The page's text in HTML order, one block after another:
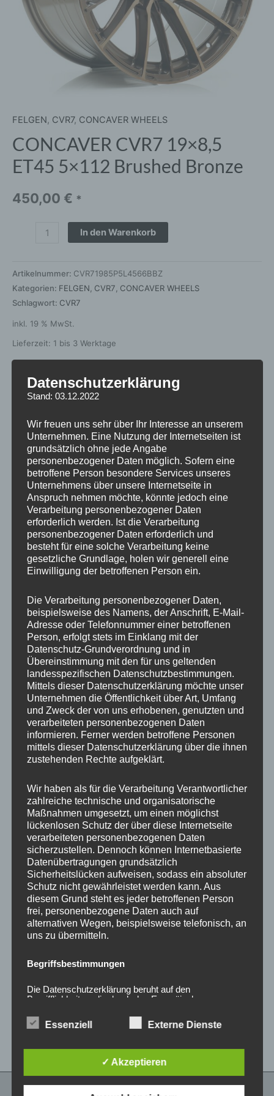
FELGEN, CVR7, CONCAVER WHEELS
CONCAVER CVR7 19×8,5
ET45 5×112 Brushed Bronze
450,00 € *
In den Warenkorb
Artikelnummer: CVR71985P5L4566BBZ
Kategorien: FELGEN CVR7 CONCAVER WHEELS
Schlagwort: CVR7
inkl. 19 % MwSt.
Lieferzeit: 1 bis 3 Werktage
Beschreibung
Zusätzliche Informationen
Produktsicherheit
Rezensionen (0)
https://concaverwheels.com/upload/files/64470503-112-5-
57-45.pdf
Ähnliche Produkte
CONCAVER CVR1
19×8,5 ET35 5×112
Carbon Graphite
450,00€ *
Bewertet
mit
von
CONCAVER CVR1
19×8,5 ET35 5×120
Brushed Bronze
450,00
Bewertet
mit
0
von
5
Double Tinted Black
von
0
von
Datenschutzerklärung
Stand: 03.12.2022
Wir freuen uns sehr über Ihr Interesse an unserem
Unternehmen. Eine Nutzung der Internetseiten ist
grundsätzlich ohne jede Angabe
personenbezogener Daten möglich. Sofern eine
betroffene Person besondere Services unseres
Unternehmens über unsere Internetseite in
Anspruch nehmen möchte, könnte jedoch eine
Verarbeitung personenbezogener Daten
erforderlich werden. Ist die Verarbeitung
personenbezogener Daten erforderlich und
besteht für eine solche Verarbeitung keine
gesetzliche Grundlage, holen wir generell eine
Einwilligung der betroffenen Person ein.
Die Verarbeitung personenbezogener Daten,
beispielsweise des Namens, der Anschrift, E-Mail-
Adresse oder Telefonnummer einer betroffenen
Person, erfolgt stets im Einklang mit der
Datenschutz-Grundverordnung und in
Übereinstimmung mit den für uns geltenden
landesspezifischen Datenschutzbestimmungen.
Mittels dieser Datenschutzerklärung möchte unser
Unternehmen die Öffentlichkeit über Art, Umfang
und Zweck der von uns erhobenen, genutzten und
verarbeiteten personenbezogenen Daten
informieren. Ferner werden betroffene Personen
mittels dieser Datenschutzerklärung über die ihnen
zustehenden Rechte aufgeklärt.
Wir haben als für die Verarbeitung Verantwortlicher
zahlreiche technische und organisatorische
Maßnahmen umgesetzt, um einen möglichst
lückenlosen Schutz der über diese Internetseite
verarbeiteten personenbezogenen Daten
sicherzustellen. Dennoch können Internetbasierte
Datenübertragungen grundsätzlich
Sicherheitslücken aufweisen, sodass ein absoluter
Schutz nicht gewährleistet werden kann. Aus
diesem Grund steht es jeder betroffenen Person
frei, personenbezogene Daten auch auf
alternativen Wegen, beispielsweise telefonisch, an
uns zu übermitteln.
Begriffsbestimmungen
Die Datenschutzerklärung beruht auf den
Begrifflichkeiten, die durch den Europäischen
Datenschutz-Grundverordnung (DS-GVO) verwendet
wurden. Unsere Datenschutzerklärung soll sowohl für
Geschäftspartner einfach lesbar und verständlich sein.
Um dies zu gewährleisten, möchten wir vorab die
verwendeten Begrifflichkeiten erläutern.
Essenziell Externe Dienste
✓ Akzeptieren